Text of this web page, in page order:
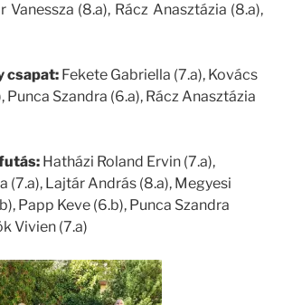
(8.a), Rácz Anasztázia (8.a),
csapat: Fekete Gabriella (7.a), Kovács
Punca Szandra (6.a), Rácz Anasztázia
Hatházi Roland Ervin (7.a),
(7.a), Lajtár András (8.a), Megyesi
Papp Keve (6.b), Punca Szandra
Vivien (7.a)